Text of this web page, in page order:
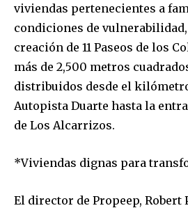
viviendas pertenecientes a
condiciones de
creación de 11 Paseos de los
más de 2,500 metros
distribuidos desde el
Autopista Duarte hasta la
de Los Alcarrizos.
*Viviendas dignas para
El director de Propeep, Robert